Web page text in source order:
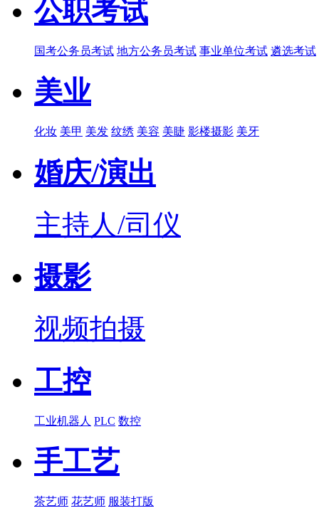
公职考试
国考公务员考试 地方公务员考试 事业单位考试 遴选考试
美业
化妆 美甲 美发 纹绣 美容 美睫 影楼摄影 美牙
婚庆/演出
主持人/司仪
摄影
视频拍摄
工控
工业机器人 PLC 数控
手工艺
茶艺师 花艺师 服装打版